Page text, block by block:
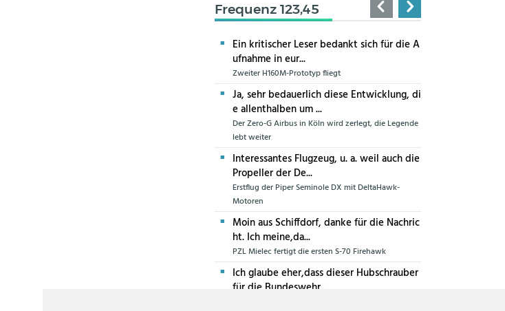
Frequenz 123,45
Ein kritischer Leser bedankt sich für die A
ufnahme in eur...
Zweiter H160M-Prototyp fliegt
Ja, sehr bedauerlich diese Entwicklung, di
e allenthalben um ...
Der Zero-G Airbus in Köln wird zerlegt, die Legende
lebt weiter
Interessantes Flugzeug, u. a. weil auch die
Propeller der De...
Erstflug der Piper Seminole DX mit DeltaHawk-
Motoren
Moin aus Schiffdorf, danke für die Nachric
ht. Ich meine,da...
PZL Mielec fertigt die ersten S-70 Firehawk
Ich glaube eher,dass dieser Hubschrauber
für die Bundeswehr...